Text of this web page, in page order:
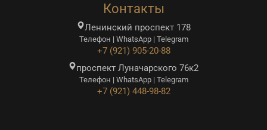
Контакты
Ленинский проспект 178
Телефон | WhatsApp | Telegram
+7 (921) 905-20-88
проспект Луначарского 76к2
Телефон | WhatsApp | Telegram
+7 (921) 448-98-82